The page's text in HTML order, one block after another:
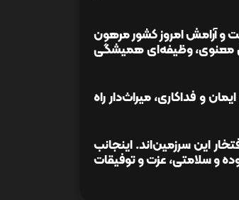
و آرامش امروز کشور مرهون
معنوی، وظیفه‌ای همیشگی
و فداکاری، میراث‌دار راه
این سرزمین‌اند. اینجانب
و سلامتی، عزت و توفیقات